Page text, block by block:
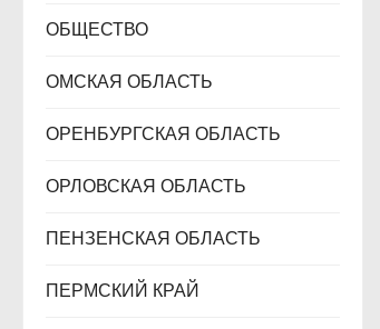
ОБЩЕСТВО
ОМСКАЯ ОБЛАСТЬ
ОРЕНБУРГСКАЯ ОБЛАСТЬ
ОРЛОВСКАЯ ОБЛАСТЬ
ПЕНЗЕНСКАЯ ОБЛАСТЬ
ПЕРМСКИЙ КРАЙ